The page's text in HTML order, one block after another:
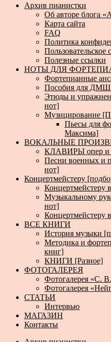
Архив пианистки
Об авторе блога
Карта сайта
FAQ
Политика
Пользовательское
Полезные ссылки
НОТЫ ДЛЯ
Фортепианные
Пособия для ДМШ
Этюды и
нот]
Музицирование
Пьесы для
Максима]
ВОКАЛЬНЫЕ
КЛАВИРЫ опер и
Песни военных и
нот]
Концертмейстеру
Концертмейстеру
Музыкальному
нот]
Концертмейстеру
ВСЕ КНИГИ
История музыки
Методика и
книг]
КНИГИ [Разное]
ФОТОГАЛЕРЕЯ
Фотогалерея «С.
Фотогалерея
СТАТЬИ
Интервью
МАГАЗИН
Контакты